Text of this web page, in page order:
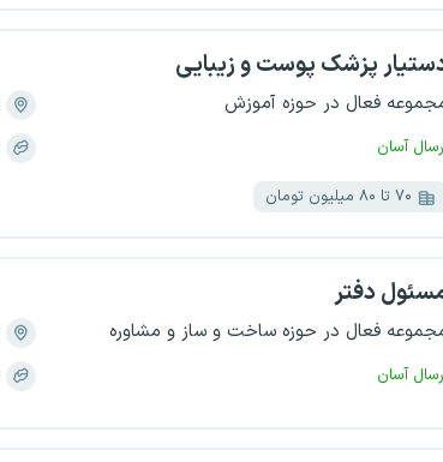
پزشک پوست و زیبایی
فعال در حوزه آموزش
آسان
۷۰ تا ۸۰ میلیون تومان
دفتر
فعال در حوزه ساخت و ساز و مشاوره
آسان